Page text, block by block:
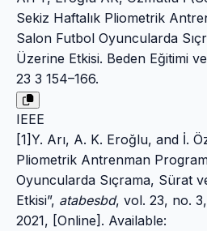
Sekiz Haftalık Pliometrik
Salon Futbol Oyuncularda
Üzerine Etkisi. Beden Eğitimi
23 3 154–166.
IEEE
[1]Y. Arı, A. K. Eroğlu, and İ.
Pliometrik Antrenman
Oyuncularda Sıçrama, Sürat
Etkisi”, atabesbd, vol. 23, no.
2021, [Online]. Available: